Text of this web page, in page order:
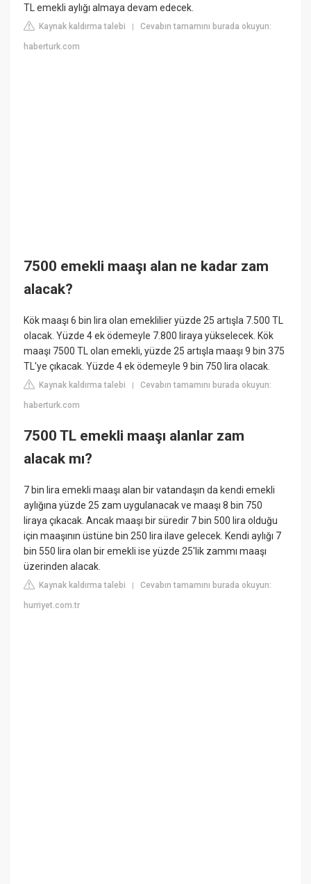
TL emekli aylığı almaya devam edecek.
Kaynak kaldırma talebi |Cevabın tamamını burada okuyun:
haberturk.com
7500 emekli maaşı alan ne kadar zam
alacak?
Kök maaşı 6 bin lira olan emeklilier yüzde 25 artışla 7.500 TL
olacak. Yüzde 4 ek ödemeyle 7.800 liraya yükselecek. Kök
maaşı 7500 TL olan emekli, yüzde 25 artışla maaşı 9 bin 375
TL'ye çıkacak. Yüzde 4 ek ödemeyle 9 bin 750 lira olacak.
Kaynak kaldırma talebi |Cevabın tamamını burada okuyun:
haberturk.com
7500 TL emekli maaşı alanlar zam
alacak mı?
7 bin lira emekli maaşı alan bir vatandaşın da kendi emekli
aylığına yüzde 25 zam uygulanacak ve maaşı 8 bin 750
liraya çıkacak. Ancak maaşı bir süredir 7 bin 500 lira olduğu
için maaşının üstüne bin 250 lira ilave gelecek. Kendi aylığı 7
bin 550 lira olan bir emekli ise yüzde 25'lik zammı maaşı
üzerinden alacak.
Kaynak kaldırma talebi |Cevabın tamamını burada okuyun:
hurriyet.com.tr